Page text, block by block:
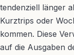
tendenziell länger
Kurztrips oder
kommen. Diese
auf die Ausgaben